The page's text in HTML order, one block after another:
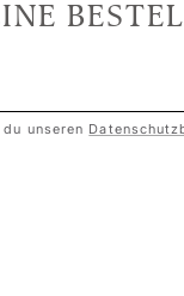
unseren